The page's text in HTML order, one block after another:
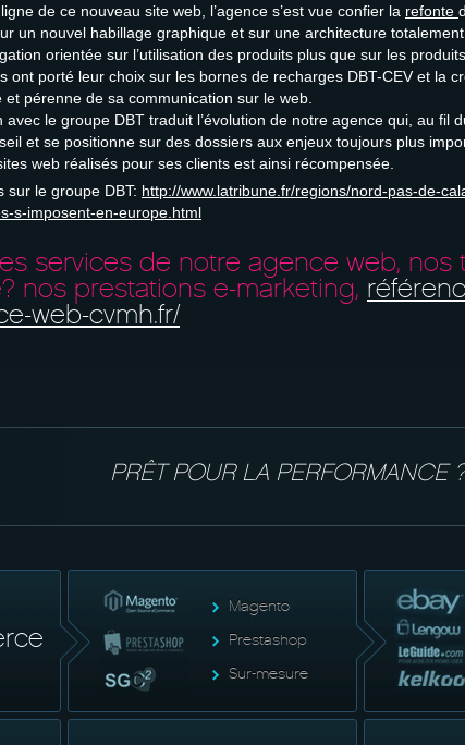
de ce nouveau site web, l’agence s’est vue confier la refonte
un nouvel habillage graphique et sur une architecture
orientée sur l’utilisation des produits plus que sur les
ont porté leur choix sur les bornes de recharges DBT-CEV et la
et pérenne de sa communication sur le web.
avec le groupe DBT traduit l’évolution de notre agence qui, au fil
et se positionne sur des dossiers aux enjeux toujours plus
web réalisés pour ses clients est ainsi récompensée.
sur le groupe DBT: http://www.latribune.fr/regions/nord-pas-de-
s-imposent-en-europe.html
services de notre agence web,
nos prestations e-marketing,
web-cvmh.fr/
PRÊT POUR LA PERFORMANCE ?
Magento
Prestashop
Sur-mesure